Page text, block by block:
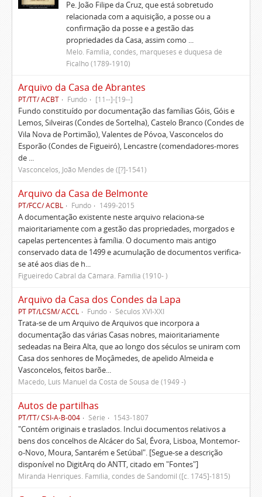
Pe. João Filipe da Cruz, que está sobretudo
relacionada com a aquisição, a posse ou a
confirmação da posse e a gestão das
propriedades da Casa, assim como ...
Melo. Família, condes, marqueses e duquesa de
Ficalho (1789-1910)
Arquivo da Casa de Abrantes
PT/TT/ ACBT Fundo [11--]-[19--]
Fundo constituído por documentação das famílias Góis, Góis e
Lemos, Silveiras (Condes de Sortelha), Castelo Branco (Condes de
Vila Nova de Portimão), Valentes de Póvoa, Vasconcelos do
Esporão (Condes de Figueiró), Lencastre (comendadores-mores
de ...
Vasconcelos, João Mendes de ([?]-1541)
Arquivo da Casa de Belmonte
PT/FCC/ ACBL Fundo 1499-2015
A documentação existente neste arquivo relaciona-se
maioritariamente com a gestão das propriedades, morgados e
capelas pertencentes à família. O documento mais antigo
conservado data de 1499 e acumulação de documentos verifica-
se até aos dias de h...
Figueiredo Cabral da Câmara. Família (1910- )
Arquivo da Casa dos Condes da Lapa
PT PT/LCSM/ ACCL Fundo Séculos XVI-XXI
Trata-se de um Arquivo de Arquivos que incorpora a
documentação das várias Casas nobres, maioritariamente
sedeadas na Beira Alta, que ao longo dos séculos se uniram com
Casa dos senhores de Moçâmedes, de apelido Almeida e
Vasconcelos, feitos barõe...
Macedo, Luís Manuel da Costa de Sousa de (1949 -)
Autos de partilhas
PT/TT/ CSI-A-B-004 Série 1543-1807
"Contém originais e traslados. Inclui documentos relativos a
bens dos concelhos de Alcácer do Sal, Évora, Lisboa, Montemor-
o-Novo, Moura, Santarém e Setúbal". [Segue-se a descrição
disponível no DigitArq do ANTT, citado em "Fontes"]
Miranda Henriques. Família, condes de Sandomil ([c. 1745]-1815)